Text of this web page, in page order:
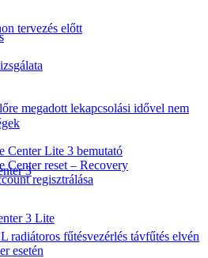
tervezés előtt
3
3 Lite
megadott lekapcsolási idővel nem
Center Lite 3 bemutató
reset – Recovery
regisztrálása
radiátoros fűtésvezérlés távfűtés elvén
esetén